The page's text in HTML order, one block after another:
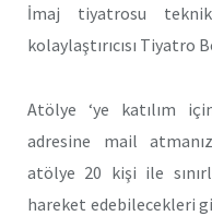
İmaj tiyatrosu
kolaylaştırıcısı Tiyatro
Atölye ‘ye katılım
adresine mail
atölye 20 kişi ile
hareket edebilecekleri